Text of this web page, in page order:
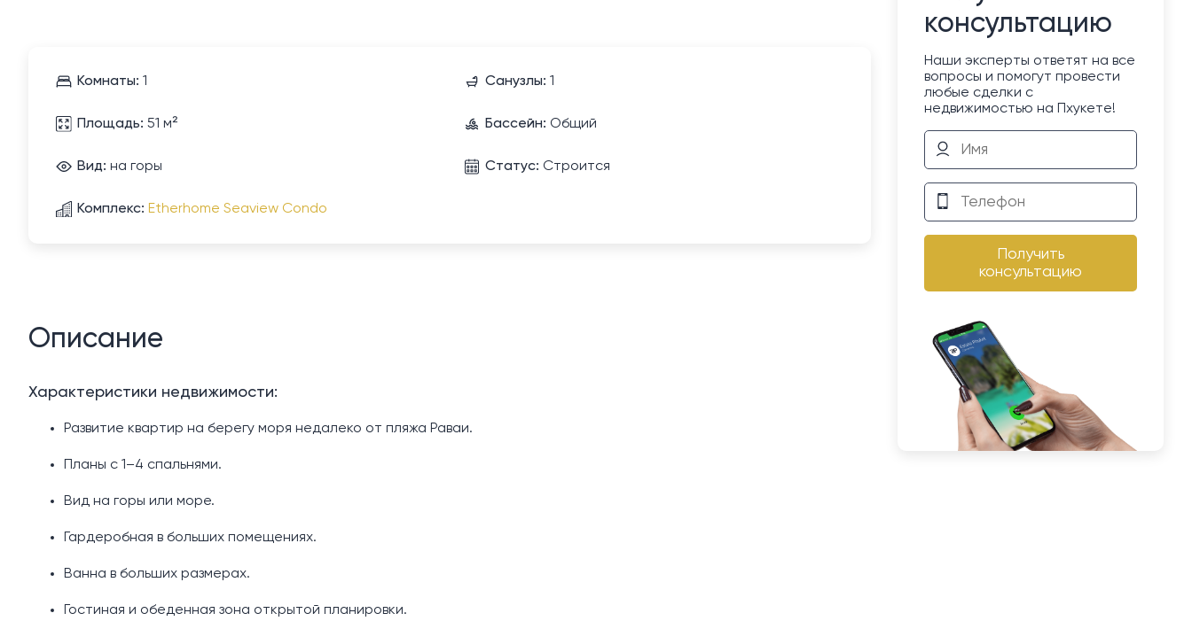
Комнаты: 1 Санузлы: 1
Площадь: 51 м² Бассейн: Общий
Вид: на горы Статус: Строится
Комплекс: Etherhome Seaview Condo
Описание
Характеристики недвижимости:
Развитие квартир на берегу моря недалеко от пляжа Раваи.
Планы с 1–4 спальнями.
Вид на горы или море.
Гардеробная в больших помещениях.
Ванна в больших размерах.
Гостиная и обеденная зона открытой планировки.
консультацию
Наши эксперты ответят на все
вопросы и помогут провести
любые сделки с
недвижимостью на Пхукете!
Получить
консультацию